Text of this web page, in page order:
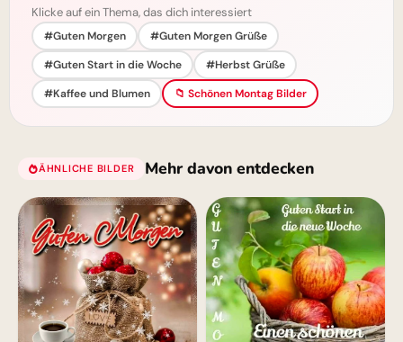
Klicke auf ein Thema, das dich interessiert
#Guten Morgen
#Guten Morgen Grüße
#Guten Start in die Woche
#Herbst Grüße
#Kaffee und Blumen
📁 Schönen Montag Bilder
ÄHNLICHE BILDER Mehr davon entdecken